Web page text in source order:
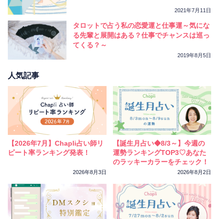
2021年7月11日
タロットで占う私の恋愛運と仕事運～気にな
る先輩と展開はある？仕事でチャンスは巡っ
てくる？～
2019年8月5日
人気記事
【2026年7月】Chapli占い師リ
ピート率ランキング発表！
2026年8月3日
【誕生月占い◆8/3～】今週の
運勢ランキングTOP3♡あなた
のラッキーカラーをチェック！
2026年8月2日